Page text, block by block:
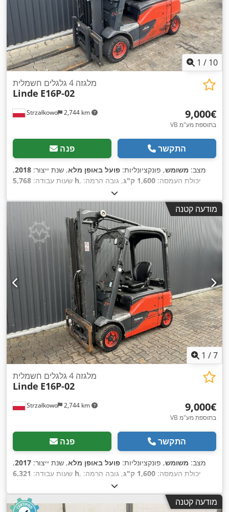
1 / 10
Strzałkowo 2,744 km
מלגזה 4 גלגלים חשמלית
Linde E16P-02
‏9,000 ‏€
VB בתוספת מע"מ
פנה התקשר
מצב: משומש, פונקציונליות: פועל באופן מלא, שנת ייצור: 2018
,
שעות עבודה: 5,768 h , יכולת העמסה: 1,600 ק"ג
, גובה הרמה:
, הרמה חופשית:1,518 מ"מ
תורן:דוּפּלֶקס, גובה בנייה:2,121 מ"מ , סוג הנעה:Elektro,
מודעה קטנה
1 /7
Strzałkowo 2,744 km
מלגזה 4 גלגלים חשמלית
Linde E16P-02
‏9,000 ‏€
VB בתוספת מע"מ
פנה התקשר
מצב: משומש, פונקציונליות: פועל באופן מלא, שנת ייצור: 2017
,
שעות עבודה: 6,321 h , יכולת העמסה: 1,600 ק"ג
, גובה הרמה:
, הרמה חופשית:1,519 מ"מ
תורן:טריפלקס, גובה בנייה:2,121 מ"מ , סוג הנעה:Elektro,
מודעה קטנה